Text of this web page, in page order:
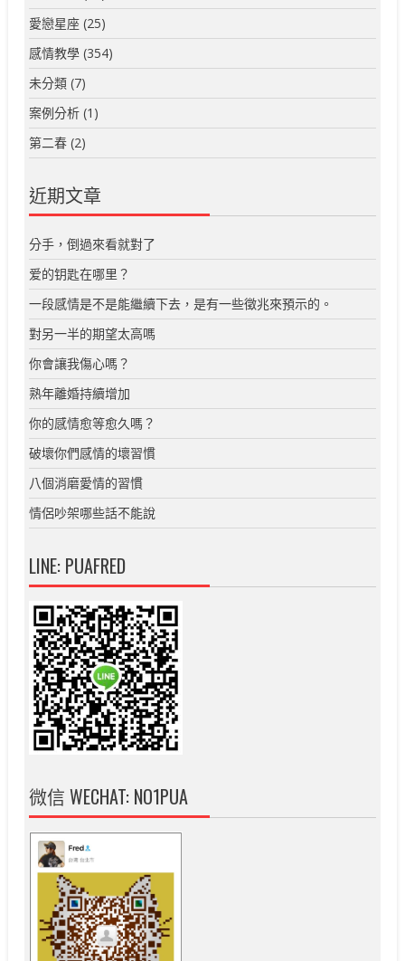
愛戀星座 (25)
感情教學 (354)
未分類 (7)
案例分析 (1)
第二春 (2)
近期文章
分手，倒過來看就對了
爱的钥匙在哪里？
一段感情是不是能繼續下去，是有一些徵兆來預示的。
對另一半的期望太高嗎
你會讓我傷心嗎？
熟年離婚持續增加
你的感情愈等愈久嗎？
破壞你們感情的壞習慣
八個消磨愛情的習慣
情侶吵架哪些話不能說
LINE: PUAFRED
微信 WECHAT: NO1PUA